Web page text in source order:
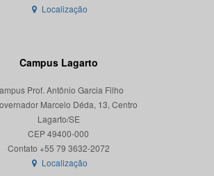
Localização
Campus Lagarto
Prof. Antônio Garcia Filho
Marcelo Déda, 13, Centro
Lagarto/SE
CEP 49400-000
Localização